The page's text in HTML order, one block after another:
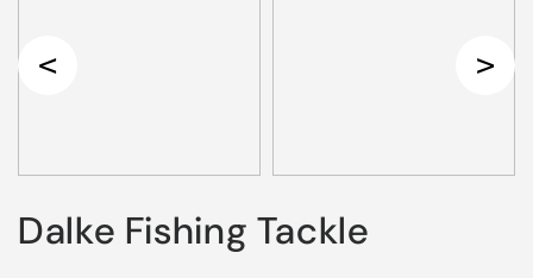
Dalke Fishing Tackle